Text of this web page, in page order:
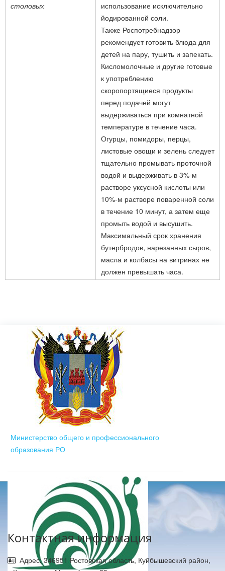
столовых
использование исключительно
йодированной соли.
Также Роспотребнадзор
рекомендует готовить блюда для
детей на пару, тушить и запекать.
Кисломолочные и другие готовые
к употреблению
скоропортящиеся продукты
перед подачей могут
выдерживаться при комнатной
температуре в течение часа.
Огурцы, помидоры, перцы,
листовые овощи и зелень следует
тщательно промывать проточной
водой и выдерживать в 3%-м
растворе уксусной кислоты или
10%-м растворе поваренной соли
в течение 10 минут, а затем еще
промыть водой и высушить.
Максимальный срок хранения
бутербродов, нарезанных сыров,
масла и колбасы на витринах не
должен превышать часа.
Министерство общего и профессионального
образования РО
Контактная информация
Адрес: 346951 Ростовская область, Куйбышевский район,